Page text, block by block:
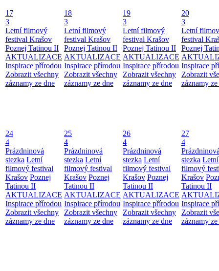
17
3
Letní filmový
festival Krašov
Poznej Tatinou II
AKTUALIZACE
Inspirace přírodou
Zobrazit všechny
záznamy ze dne
18
3
Letní filmový
festival Krašov
Poznej Tatinou II
AKTUALIZACE
Inspirace přírodou
Zobrazit všechny
záznamy ze dne
19
3
Letní filmový
festival Krašov
Poznej Tatinou II
AKTUALIZACE
Inspirace přírodou
Zobrazit všechny
záznamy ze dne
20
3
Letní
festival
Poznej
Inspirace
Zobrazit
záznamy
24
4
Prázdninová
stezka Letní
filmový festival
Krašov Poznej
Tatinou II
AKTUALIZACE
Inspirace přírodou
Zobrazit všechny
záznamy ze dne
25
4
Prázdninová
stezka Letní
filmový festival
Krašov Poznej
Tatinou II
AKTUALIZACE
Inspirace přírodou
Zobrazit všechny
záznamy ze dne
26
4
Prázdninová
stezka Letní
filmový festival
Krašov Poznej
Tatinou II
AKTUALIZACE
Inspirace přírodou
Zobrazit všechny
záznamy ze dne
27
4
stezka Letní
filmový
Krašov
Tatinou II
Inspirace
Zobrazit
záznamy